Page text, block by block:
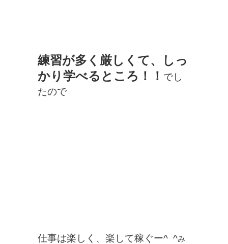
練習が多く厳しくて、しっ
かり学べるところ！！ でし
たので
仕事は楽しく、楽して稼ぐー^ ^み